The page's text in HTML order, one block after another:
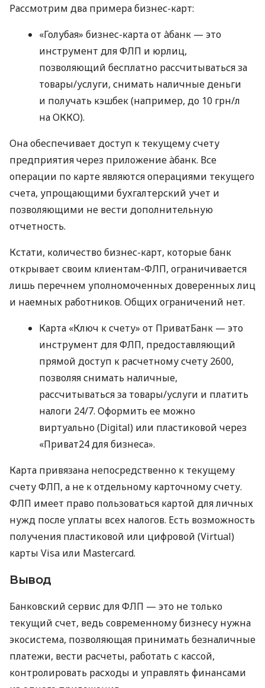
Рассмотрим два примера бизнес-карт:
«Голубая» бизнес-карта от àбанк — это
инструмент для ФЛП и юрлиц,
позволяющий бесплатно рассчитываться за
товары/услуги, снимать наличные деньги
и получать кэшбек (например, до 10 грн/л
на ОККО).
Она обеспечивает доступ к текущему счету
предприятия через приложение àбанк. Все
операции по карте являются операциями текущего
счета, упрощающими бухгалтерский учет и
позволяющими не вести дополнительную
отчетность.
Кстати, количество бизнес-карт, которые банк
открывает своим клиентам-ФЛП, ограничивается
лишь перечнем уполномоченных доверенных лиц
и наемных работников. Общих ограничений нет.
Карта «Ключ к счету» от ПриватБанк — это
инструмент для ФЛП, предоставляющий
прямой доступ к расчетному счету 2600,
позволяя снимать наличные,
рассчитываться за товары/услуги и платить
налоги 24/7. Оформить ее можно
виртуально (Digital) или пластиковой через
«Приват24 для бизнеса».
Карта привязана непосредственно к текущему
счету ФЛП, а не к отдельному карточному счету.
ФЛП имеет право пользоваться картой для личных
нужд после уплаты всех налогов. Есть возможность
получения пластиковой или цифровой (Virtual)
карты Visa или Mastercard.
Вывод
Банковский сервис для ФЛП — это не только
текущий счет, ведь современному бизнесу нужна
экосистема, позволяющая принимать безналичные
платежи, вести расчеты, работать с кассой,
контролировать расходы и управлять финансами